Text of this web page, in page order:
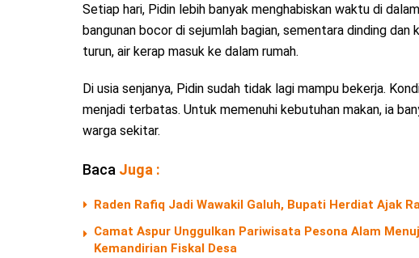
Setiap hari, Pidin lebih banyak menghabiskan waktu di
bangunan bocor di sejumlah bagian, sementara dinding
turun, air kerap masuk ke dalam rumah.
Di usia senjanya, Pidin sudah tidak lagi mampu bekerja.
menjadi terbatas. Untuk memenuhi kebutuhan makan, ia
warga sekitar.
Baca Juga :
Raden Rafiq Jadi Wawakil Galuh, Bupati Herdiat Ajak
Camat Aspur Unggulkan Pariwisata Pesona Alam
Kemandirian Fiskal Desa